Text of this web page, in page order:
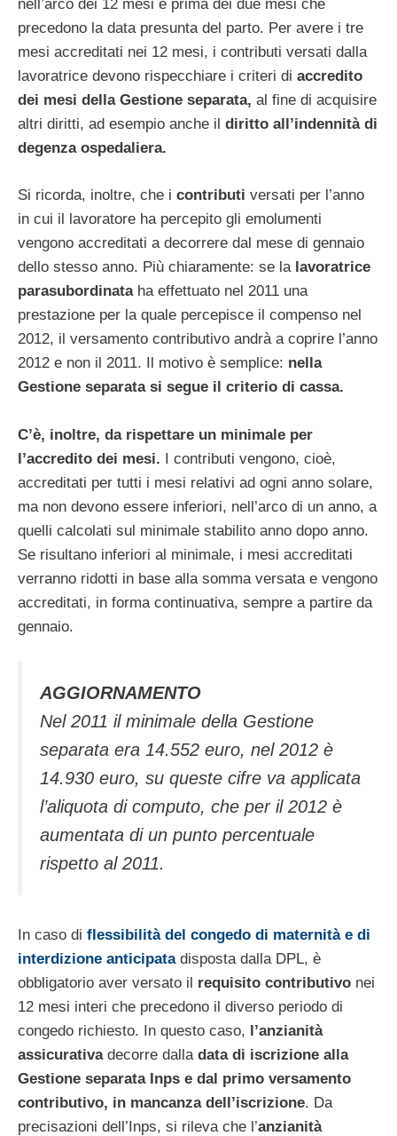
nell’arco dei 12 mesi e prima dei due mesi che
precedono la data presunta del parto. Per avere i tre
mesi accreditati nei 12 mesi, i contributi versati dalla
lavoratrice devono rispecchiare i criteri di accredito
dei mesi della Gestione separata, al fine di acquisire
altri diritti, ad esempio anche il diritto all’indennità di
degenza ospedaliera.
Si ricorda, inoltre, che i contributi versati per l’anno
in cui il lavoratore ha percepito gli emolumenti
vengono accreditati a decorrere dal mese di gennaio
dello stesso anno. Più chiaramente: se la lavoratrice
parasubordinata ha effettuato nel 2011 una
prestazione per la quale percepisce il compenso nel
2012, il versamento contributivo andrà a coprire l’anno
2012 e non il 2011. Il motivo è semplice: nella
Gestione separata si segue il criterio di cassa.
C’è, inoltre, da rispettare un minimale per
l’accredito dei mesi. I contributi vengono, cioè,
accreditati per tutti i mesi relativi ad ogni anno solare,
ma non devono essere inferiori, nell’arco di un anno, a
quelli calcolati sul minimale stabilito anno dopo anno.
Se risultano inferiori al minimale, i mesi accreditati
verranno ridotti in base alla somma versata e vengono
accreditati, in forma continuativa, sempre a partire da
gennaio.
AGGIORNAMENTO
Nel 2011 il minimale della Gestione
separata era 14.552 euro, nel 2012 è
14.930 euro, su queste cifre va applicata
l’aliquota di computo, che per il 2012 è
aumentata di un punto percentuale
rispetto al 2011.
In caso di flessibilità del congedo di maternità e di
interdizione anticipatadisposta dalla DPL, è
obbligatorio aver versato il requisito contributivo nei
12 mesi interi che precedono il diverso periodo di
congedo richiesto. In questo caso, l’anzianità
assicurativadecorre dalla data di iscrizione alla
Gestione separata Inps e dal primo versamento
contributivo, in mancanza dell’iscrizione. Da
precisazioni dell’Inps, si rileva che l’anzianità